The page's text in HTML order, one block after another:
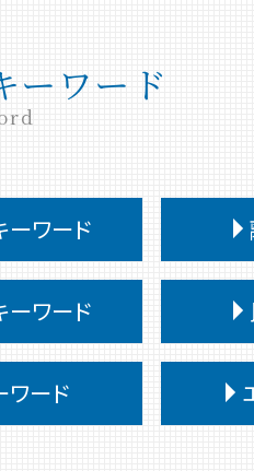
ーワード
ーワード
合
い
離婚
離婚
離婚
ワード
民事
民事
ワード